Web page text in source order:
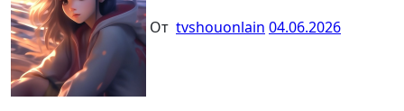
От tvshouonlain 04.06.2026